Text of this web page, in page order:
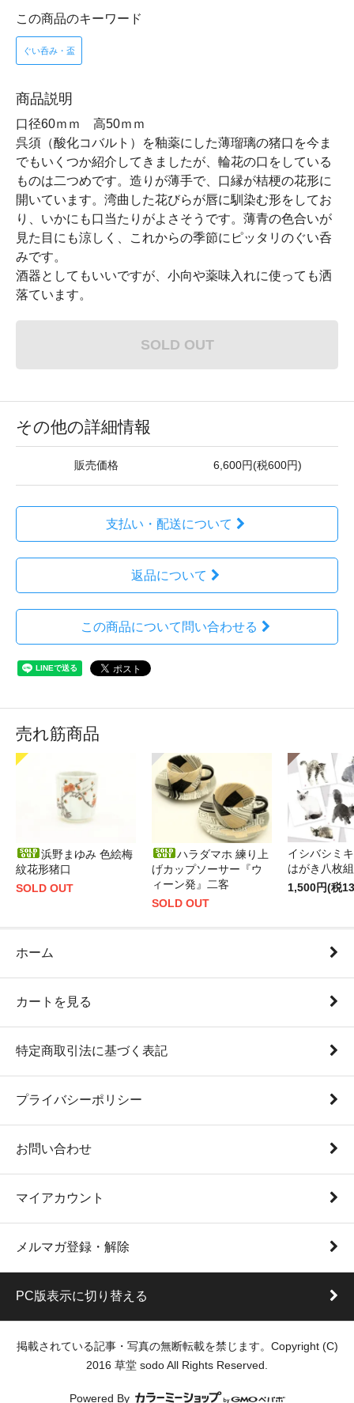
この商品のキーワード
ぐい呑み・盃
商品説明
口径60ｍｍ 高50ｍｍ
呉須（酸化コバルト）を釉薬にした薄瑠璃の猪口を今ま
でもいくつか紹介してきましたが、輪花の口をしている
ものは二つめです。造りが薄手で、口縁が桔梗の花形に
開いています。湾曲した花びらが唇に馴染む形をしてお
り、いかにも口当たりがよさそうです。薄青の色合いが
見た目にも涼しく、これからの季節にピッタリのぐい呑
みです。
酒器としてもいいですが、小向や薬味入れに使っても洒
落ています。
SOLD OUT
その他の詳細情報
販売価格 6,600円(税600円)
支払い・配送について
返品について
この商品について問い合わせる
売れ筋商品
浜野まゆみ 色絵梅
紋花形猪口
SOLD OUT
ハラダマホ 練り上
げカップソーサー『ウ
ィーン発』二客
SOLD OUT
イシバシミ
はがき八枚組
1,500円(税
ホーム
カートを見る
特定商取引法に基づく表記
プライバシーポリシー
お問い合わせ
マイアカウント
メルマガ登録・解除
PC版表示に切り替える
掲載されている記事・写真の無断転載を禁じます。Copyright (C)
2016 草堂 sodo All Rights Reserved.
Powered By